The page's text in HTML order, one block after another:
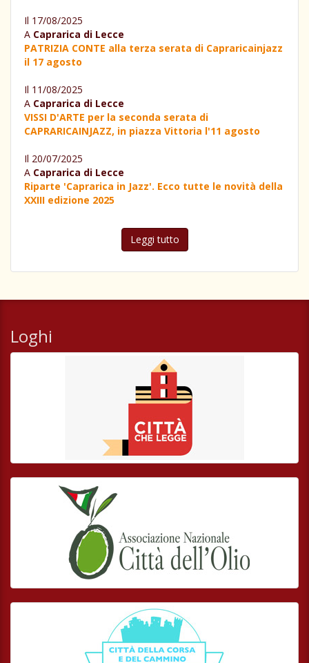
Il 17/08/2025
A Caprarica di Lecce
PATRIZIA CONTE alla terza serata di Capraricainjazz
il 17 agosto
Il 11/08/2025
A Caprarica di Lecce
VISSI D'ARTE per la seconda serata di
CAPRARICAINJAZZ, in piazza Vittoria l'11 agosto
Il 20/07/2025
A Caprarica di Lecce
Riparte 'Caprarica in Jazz'. Ecco tutte le novità della
XXIII edizione 2025
Leggi tutto
Loghi